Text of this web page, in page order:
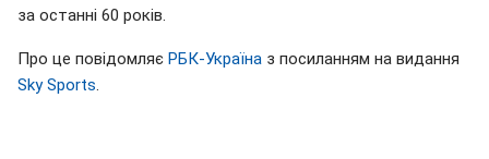
за останні 60 років.
Про це повідомляє РБК-Україна з посиланням на видання
Sky Sports